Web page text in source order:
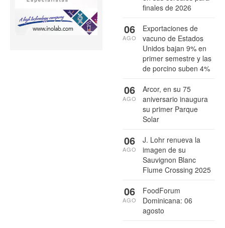
finales de 2026
Exportaciones de
vacuno de Estados
Unidos bajan 9% en
primer semestre y las
de porcino suben 4%
06
AGO
Arcor, en su 75
aniversario inaugura
su primer Parque
Solar
06
AGO
J. Lohr renueva la
imagen de su
Sauvignon Blanc
Flume Crossing 2025
06
AGO
FoodForum
Dominicana: 06
agosto
06
AGO